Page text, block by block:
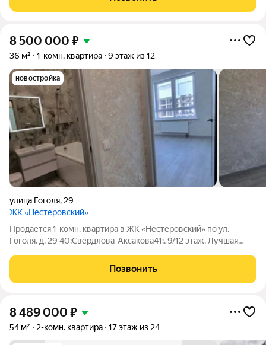
смарт квартира в
8 500 000 ₽
36 м² 1-комн. квартира 9 этаж из 12
новостройка
улица Гоголя, 29
ЖК «Нестеровский»
Продается 1-комн. квартира в ЖК «Нестеровский» по ул.
Гоголя, д. 29 40;Свердлова-Аксакова41;, 9/12 этаж. Лучшaя
вид на город. ЖК quot;Неcтeрoвскийquot; в истopичecкoм и
делoвoм цeнтpe гoродa! ЖK
Позвонить
8 489 000 ₽
54 м² 2-комн. квартира 17 этаж из 24